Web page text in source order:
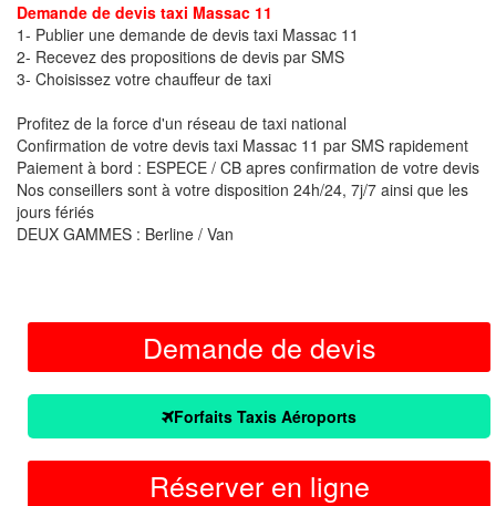
Demande de devis taxi Massac 11
1- Publier une demande de devis taxi Massac 11
2- Recevez des propositions de devis par SMS
3- Choisissez votre chauffeur de taxi
Profitez de la force d'un réseau de taxi national
Confirmation de votre devis taxi Massac 11 par SMS rapidement
Paiement à bord : ESPECE / CB apres confirmation de votre devis
Nos conseillers sont à votre disposition 24h/24, 7j/7 ainsi que les
jours fériés
DEUX GAMMES : Berline / Van
Demande de devis
Forfaits Taxis Aéroports
Réserver en ligne